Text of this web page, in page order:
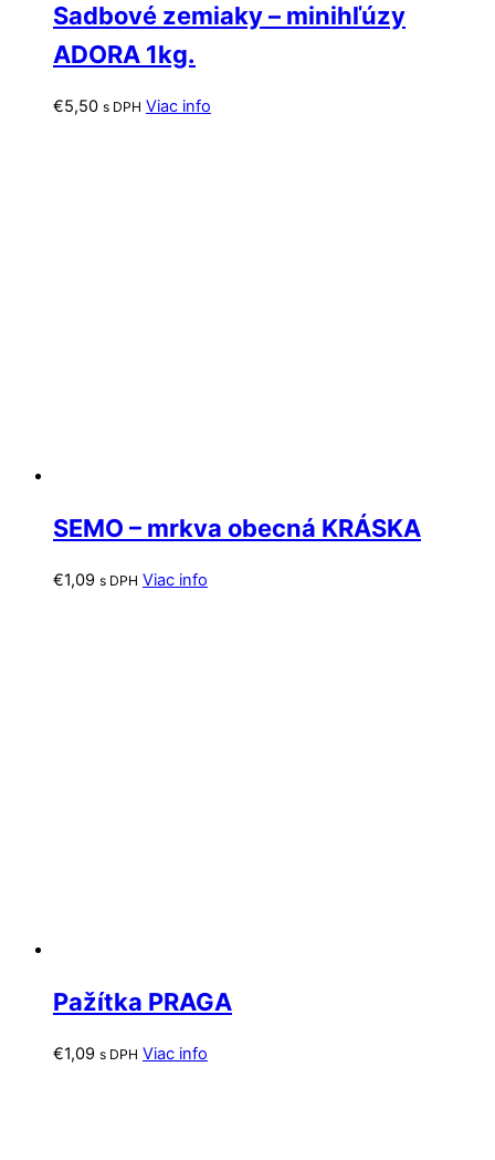
Sadbové zemiaky – minihľúzy
ADORA 1kg.
€5,50 s DPH Viac info
SEMO – mrkva obecná KRÁSKA
€1,09 s DPH Viac info
Pažítka PRAGA
€1,09 s DPH Viac info